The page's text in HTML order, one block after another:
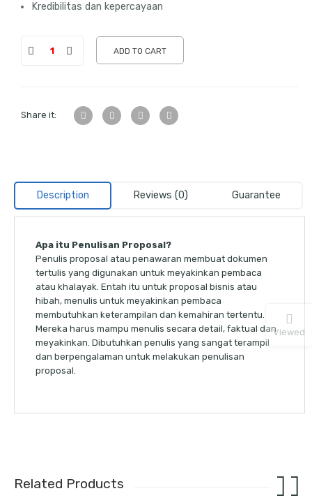
Kredibilitas dan kepercayaan
ADD TO CART
Share it:
Description Reviews (0) Guarantee
Apa itu Penulisan Proposal?
Penulis proposal atau penawaran membuat dokumen
tertulis yang digunakan untuk meyakinkan pembaca
atau khalayak. Entah itu untuk proposal bisnis atau
hibah, menulis untuk meyakinkan pembaca
membutuhkan keterampilan dan kemahiran tertentu.
Mereka harus mampu menulis secara detail, faktual dan
meyakinkan. Dibutuhkan penulis yang sangat terampil
dan berpengalaman untuk melakukan penulisan
proposal.
Related Products
Viewed